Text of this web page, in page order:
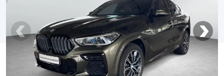
Alte tipuri vehicule
Despre Noi
Contact